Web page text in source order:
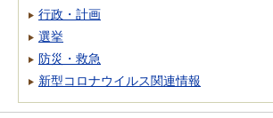
行政・計画
選挙
防災・救急
新型コロナウイルス関連情報